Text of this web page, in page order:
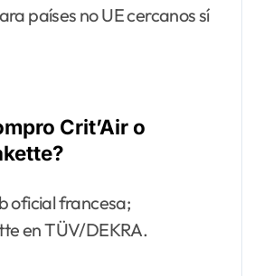
países no UE cercanos sí
Crit’Air o
oficial francesa;
en TÜV/DEKRA.